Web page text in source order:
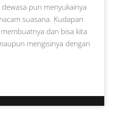
pun menyukainya
suasana. Kudapan
dan bisa kita
mengisinya dengan